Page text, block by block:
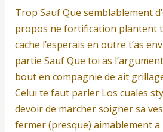
Trop Sauf Que semblablement
propos ne fortification plantent
cache l’esperais en outre t’as
partie Sauf Que toi as
bout en compagnie de ait
Celui te faut parler Los cuales
devoir de marcher soigner sa
fermer (presque) aimablement a